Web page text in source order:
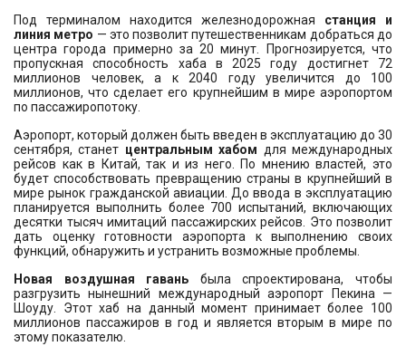
Под терминалом находится железнодорожная станция и
линия метро — это позволит путешественникам добраться до
центра города примерно за 20 минут. Прогнозируется, что
пропускная способность хаба в 2025 году достигнет 72
миллионов человек, а к 2040 году увеличится до 100
миллионов, что сделает его крупнейшим в мире аэропортом
по пассажиропотоку.
Аэропорт, который должен быть введен в эксплуатацию до 30
сентября, станет центральным хабом для международных
рейсов как в Китай, так и из него. По мнению властей, это
будет способствовать превращению страны в крупнейший в
мире рынок гражданской авиации. До ввода в эксплуатацию
планируется выполнить более 700 испытаний, включающих
десятки тысяч имитаций пассажирских рейсов. Это позволит
дать оценку готовности аэропорта к выполнению своих
функций, обнаружить и устранить возможные проблемы.
Новая воздушная гавань была спроектирована, чтобы
разгрузить нынешний международный аэропорт Пекина —
Шоуду. Этот хаб на данный момент принимает более 100
миллионов пассажиров в год и является вторым в мире по
этому показателю.